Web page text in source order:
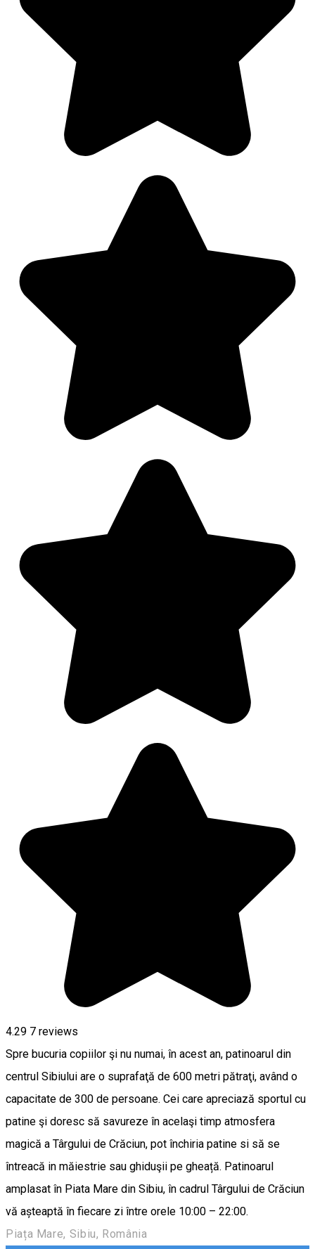
4.29 7 reviews
Spre bucuria copiilor şi nu numai, în acest an, patinoarul din
centrul Sibiului are o suprafaţă de 600 metri pătraţi, având o
capacitate de 300 de persoane. Cei care apreciază sportul cu
patine şi doresc să savureze în acelaşi timp atmosfera
magică a Târgului de Crăciun, pot închiria patine si să se
întreacă in măiestrie sau ghiduşii pe gheață. Patinoarul
amplasat în Piata Mare din Sibiu, în cadrul Târgului de Crăciun
vă așteaptă în fiecare zi între orele 10:00 – 22:00.
Piața Mare, Sibiu, România